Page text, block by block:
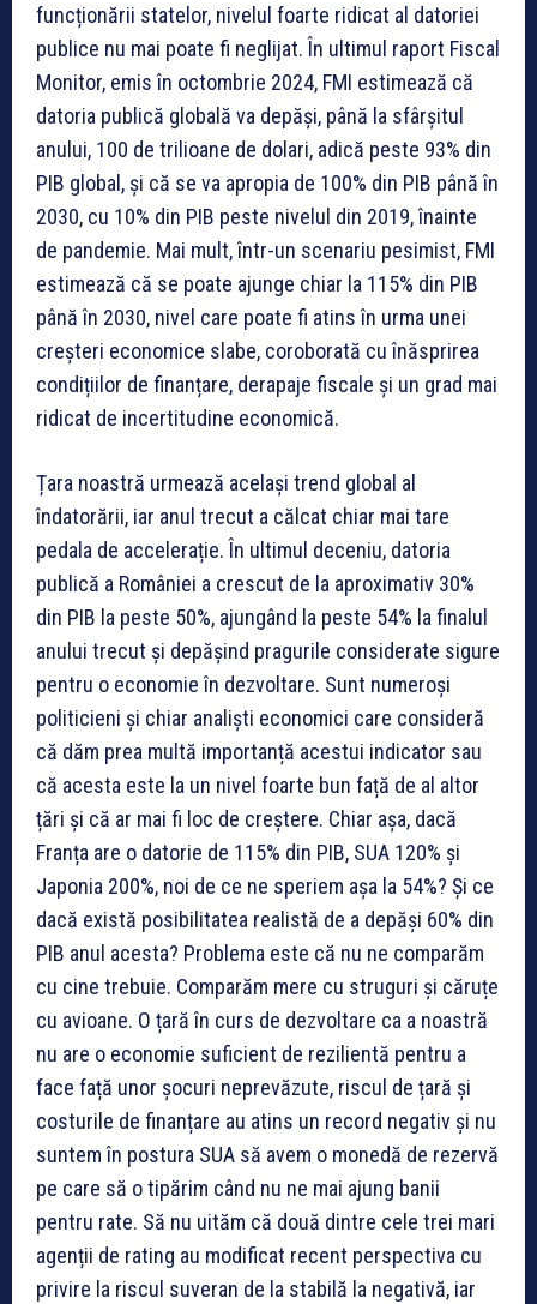
funcționării statelor, nivelul foarte ridicat al datoriei
publice nu mai poate fi neglijat. În ultimul raport Fiscal
Monitor, emis în octombrie 2024, FMI estimează că
datoria publică globală va depăși, până la sfârșitul
anului, 100 de trilioane de dolari, adică peste 93% din
PIB global, și că se va apropia de 100% din PIB până în
2030, cu 10% din PIB peste nivelul din 2019, înainte
de pandemie. Mai mult, într-un scenariu pesimist, FMI
estimează că se poate ajunge chiar la 115% din PIB
până în 2030, nivel care poate fi atins în urma unei
creșteri economice slabe, coroborată cu înăsprirea
condițiilor de finanțare, derapaje fiscale și un grad mai
ridicat de incertitudine economică.
Țara noastră urmează același trend global al
îndatorării, iar anul trecut a călcat chiar mai tare
pedala de accelerație. În ultimul deceniu, datoria
publică a României a crescut de la aproximativ 30%
din PIB la peste 50%, ajungând la peste 54% la finalul
anului trecut și depășind pragurile considerate sigure
pentru o economie în dezvoltare. Sunt numeroși
politicieni și chiar analiști economici care consideră
că dăm prea multă importanță acestui indicator sau
că acesta este la un nivel foarte bun față de al altor
țări și că ar mai fi loc de creștere. Chiar așa, dacă
Franța are o datorie de 115% din PIB, SUA 120% și
Japonia 200%, noi de ce ne speriem așa la 54%? Și ce
dacă există posibilitatea realistă de a depăși 60% din
PIB anul acesta? Problema este că nu ne comparăm
cu cine trebuie. Comparăm mere cu struguri și căruțe
cu avioane. O țară în curs de dezvoltare ca a noastră
nu are o economie suficient de rezilientă pentru a
face față unor șocuri neprevăzute, riscul de țară și
costurile de finanțare au atins un record negativ și nu
suntem în postura SUA să avem o monedă de rezervă
pe care să o tipărim când nu ne mai ajung banii
pentru rate. Să nu uităm că două dintre cele trei mari
agenții de rating au modificat recent perspectiva cu
privire la riscul suveran de la stabilă la negativă, iar